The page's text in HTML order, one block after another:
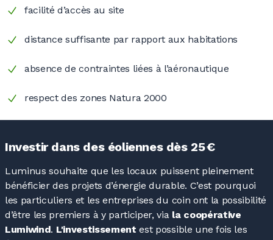
facilité d’accès au site
distance suffisante par rapport aux habitations
absence de contraintes liées à l’aéronautique
respect des zones Natura 2000
Investir dans des éoliennes dès 25 €
Luminus souhaite que les locaux puissent pleinement
bénéficier des projets d’énergie durable. C’est pourquoi
les particuliers et les entreprises du coin ont la possibilité
d’être les premiers à y participer, via la coopérative
Lumiwind. L'investissementest possible une fois les